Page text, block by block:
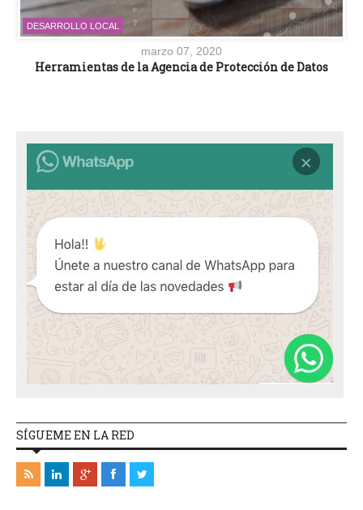
DESARROLLO LOCAL
marzo 07, 2020
Herramientas de la Agencia de Protección de Datos
SÍGUEME EN LA RED